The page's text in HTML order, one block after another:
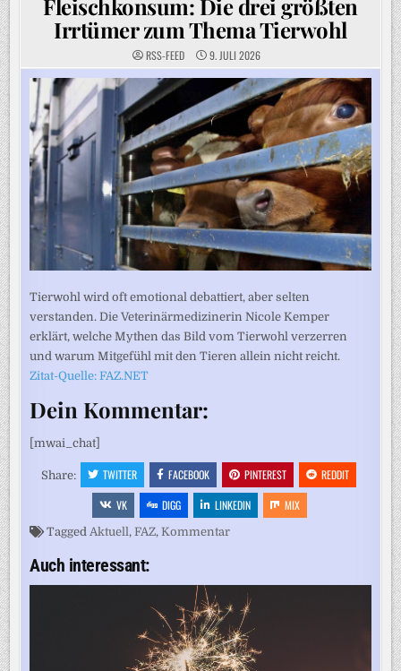
Fleischkonsum: Die drei größten
Irrtümer zum Thema Tierwohl
RSS-FEED 9. JULI 2026
Tierwohl wird oft emotional debattiert, aber selten
verstanden. Die Veterinärmedizinerin Nicole Kemper
erklärt, welche Mythen das Bild vom Tierwohl verzerren
und warum Mitgefühl mit den Tieren allein nicht reicht.
Zitat-Quelle: FAZ.NET
Dein Kommentar:
[mwai_chat]
Share: TWITTER FACEBOOK PINTEREST
REDDIT
VK
DIGG LINKEDIN MIX
Tagged Aktuell, FAZ, Kommentar
Auch interessant: